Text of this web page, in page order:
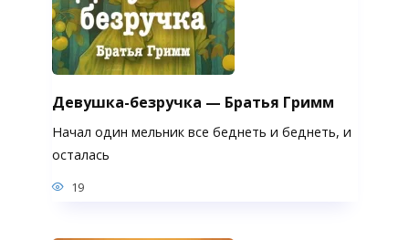
Девушка-безручка — Братья Гримм
Начал один мельник все беднеть и беднеть, и
осталась
19